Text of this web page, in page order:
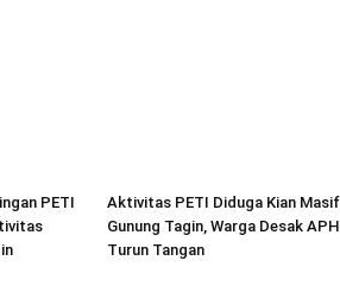
PETI
Aktivitas PETI Diduga Kian
Gunung Tagin, Warga Desak APH
Turun Tangan